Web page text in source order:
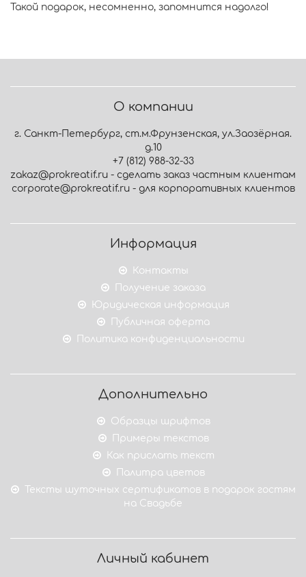
Такой подарок, несомненно, запомнится надолго!
О компании
г. Санкт-Петербург, ст.м.Фрунзенская, ул.Заозёрная.
д.10
+7 (812) 988-32-33
zakaz@prokreatif.ru - сделать заказ частным клиентам
corporate@prokreatif.ru - для корпоративных клиентов
Информация
Контакты
Получение заказа
Юридическая информация
Публичная оферта
Политика конфиденциальности
Дополнительно
Образцы шрифтов
Примеры текстов
Как прислать текст
Палитра цветов
Тексты шуточных сертификатов в подарок гостям
на Свадьбе
Личный кабинет